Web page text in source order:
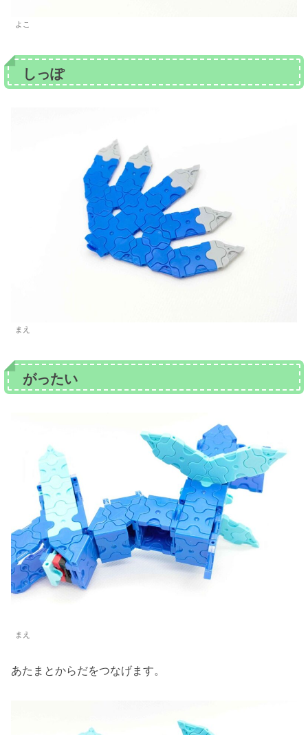
よこ
しっぽ
まえ
がったい
まえ
あたまとからだをつなげます。